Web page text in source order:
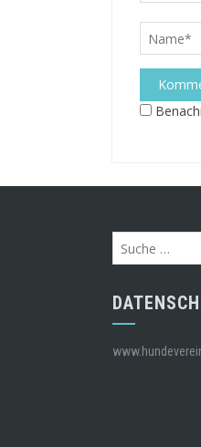
Suche
nach: